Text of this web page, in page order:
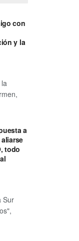
con
y la
a
todo
Sur